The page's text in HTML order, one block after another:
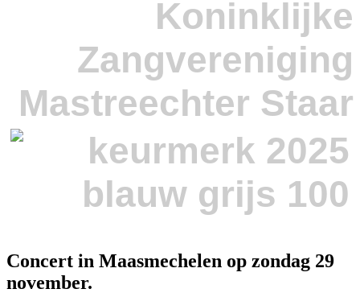
Koninklijke
Zangvereniging
Mastreechter Staar
Concert in Maasmechelen op zondag 29
november.